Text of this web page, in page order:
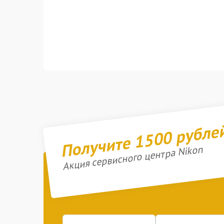
Получите 1500
Акция сервисного центра Nikon